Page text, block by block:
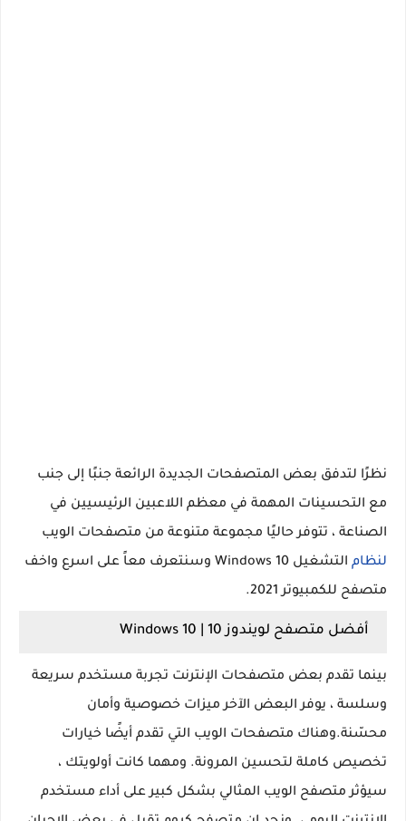
نظرًا لتدفق بعض المتصفحات الجديدة الرائعة جنبًا إلى جنب
مع التحسينات المهمة في معظم اللاعبين الرئيسيين في
الصناعة ، تتوفر حاليًا مجموعة متنوعة من متصفحات الويب
لنظام
التشغيل Windows 10 وسنتعرف معاً على اسرع واخف
متصفح للكمبيوتر 2021.
أفضل متصفح لويندوز 10 | Windows 10
بينما تقدم بعض متصفحات الإنترنت تجربة مستخدم سريعة
وسلسة ، يوفر البعض الآخر ميزات خصوصية وأمان
محسّنة.وهناك متصفحات الويب التي تقدم أيضًا خيارات
تخصيص كاملة لتحسين المرونة. ومهما كانت أولويتك ،
سيؤثر متصفح الويب المثالي بشكل كبير على أداء مستخدم